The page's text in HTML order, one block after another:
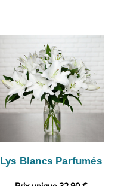
Lys Blancs Parfumés